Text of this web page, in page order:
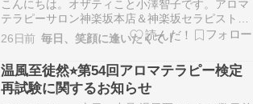
こんにちは。オザティこと小澤智子です。アロマ
テラピーサロン神楽坂本店＆神楽坂セラピスト育
成スクールの『エフェクティブタッチ』を主宰し
ています。 人気ブログランキングに参加していま
す昨日は、エフェクティブタッチ・ボディ資格認
定コースの卒業式でした。卒業式を迎えるたびに
同じことを思…
26日前 毎日、笑顔に逢いたくて！
温風至徒然⭐︎第54回アロマテラピー検定
再試験に関するお知らせ